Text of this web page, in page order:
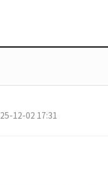
25-12-02 17:31